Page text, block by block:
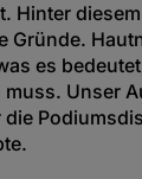
Hinter
Gründe.
es
Unser